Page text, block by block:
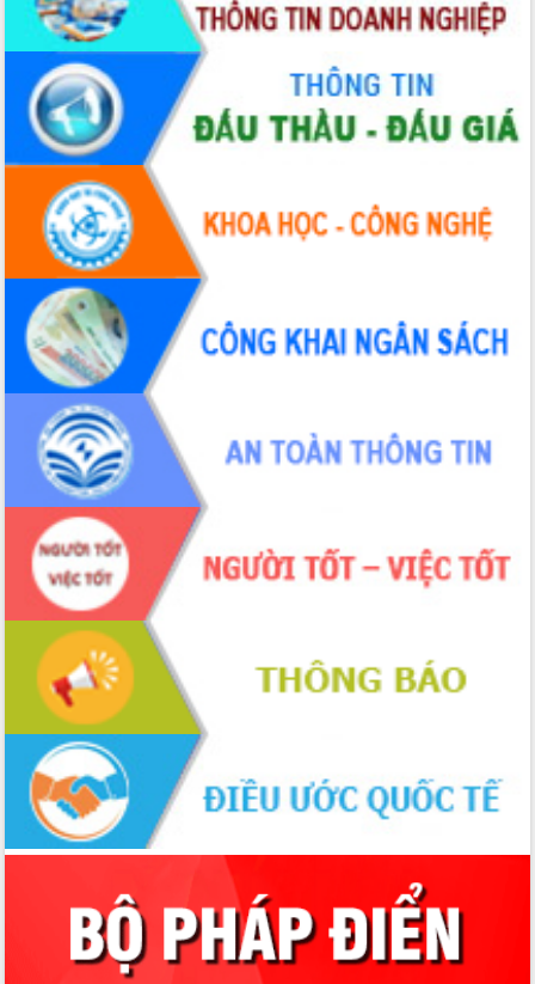
Tăng cường giám sát, đôn đốc thực
hiện nhiệm vụ quản lý tài sản công
hàng tuần
Tháo gỡ những vướng mắc, đẩy mạnh
công tác cải cách thủ tục hành chính
tại Trung tâm Phục vụ hành chính
công tỉnh
Đắk Lắk: Tôn vinh 46 giải pháp tại Hội
thi Sáng tạo Kỹ thuật 2024 - 2025
Đắk Lắk rà soát, điều chỉnh Đề án 190
về phát triển nuôi trồng thủy sản
Phó Chủ tịch UBND tỉnh Đắk Lắk
Trương Công Thái kiểm tra thực địa
Dự án cao tốc Khánh Hòa - Buôn Ma
Thuột
Định vị cà phê Việt Nam như một “di
sản sống” trong dòng chảy toàn cầu
Xây dựng nông thôn mới: Nâng cao đời
sống người dân từ những mô hình thiết
thực
Quyết liệt tháo gỡ vướng mắc, đẩy
nhanh tiến độ các dự án trọng điểm
trong Khu kinh tế Nam Phú Yên
Hòn Yến phát triển du lịch gắn với bảo
tồn biển
Lấy ý kiến điều chỉnh Quy hoạch tỉnh
Đắk Lắk thời kỳ 2021-2030, tầm nhìn
đến năm 2050
Phát động chiến dịch 30 ngày đêm
giải phóng mặt bằng Tuyến đường bộ
ven biển
Đắk Lắk nỗ lực thúc đẩy tăng trưởng
kinh tế từ 10% trở lên trong Quý
Đắk Lắk ký kết thỏa thuận hợp tác về
chuyển đổi số giai đoạn 2026 – 2030
với Tập đoàn Bưu chính Viễn thông
Việt Nam